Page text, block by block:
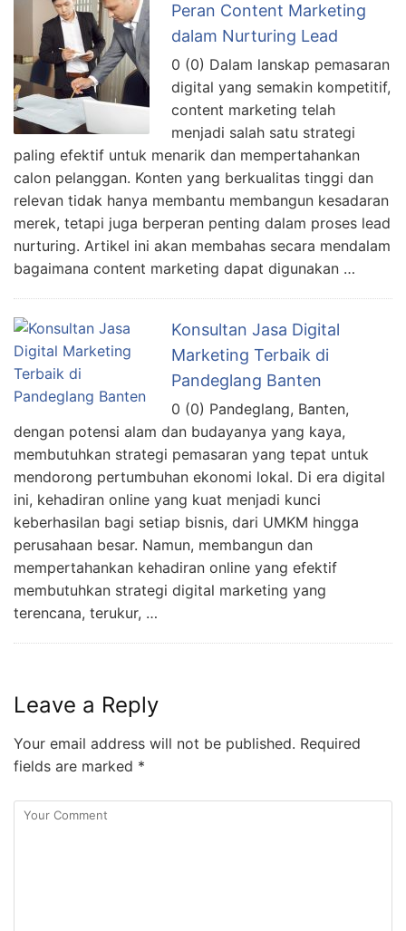
Peran Content Marketing
dalam Nurturing Lead
0 (0) Dalam lanskap pemasaran
digital yang semakin kompetitif,
content marketing telah
menjadi salah satu strategi
paling efektif untuk menarik dan mempertahankan
calon pelanggan. Konten yang berkualitas tinggi dan
relevan tidak hanya membantu membangun kesadaran
merek, tetapi juga berperan penting dalam proses lead
nurturing. Artikel ini akan membahas secara mendalam
bagaimana content marketing dapat digunakan …
Konsultan Jasa Digital
Marketing Terbaik di
Pandeglang Banten
0 (0) Pandeglang, Banten,
dengan potensi alam dan budayanya yang kaya,
membutuhkan strategi pemasaran yang tepat untuk
mendorong pertumbuhan ekonomi lokal. Di era digital
ini, kehadiran online yang kuat menjadi kunci
keberhasilan bagi setiap bisnis, dari UMKM hingga
perusahaan besar. Namun, membangun dan
mempertahankan kehadiran online yang efektif
membutuhkan strategi digital marketing yang
terencana, terukur, …
Leave a Reply
Your email address will not be published. Required
fields are marked *